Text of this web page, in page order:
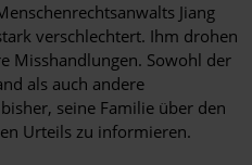
Jiang
verschlechtert. Ihm drohen
Misshandlungen. Sowohl der
als auch andere
seine Familie über den
Urteils zu informieren.